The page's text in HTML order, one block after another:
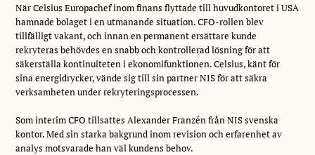
När Celsius Europachef inom finans flyttade till huvudkontoret i USA
hamnade bolaget i en utmanande situation. CFO-rollen blev
tillfälligt vakant, och innan en permanent ersättare kunde
rekryteras behövdes en snabb och kontrollerad lösning för att
säkerställa kontinuiteten i ekonomifunktionen. Celsius, känt för
sina energidrycker, vände sig till sin partner NIS för att säkra
verksamheten under rekryteringsprocessen.
Som interim CFO tillsattes Alexander Franzén från NIS svenska
kontor. Med sin starka bakgrund inom revision och erfarenhet av
analys motsvarade han väl kundens behov.